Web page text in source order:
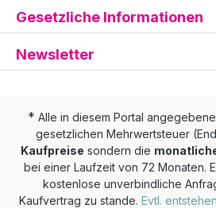
Gesetzliche Informationen
Newsletter
* Alle in diesem Portal
gesetzlichen Mehrwertsteuer
Kaufpreise sondern die
bei einer Laufzeit von 72 Monaten.
kostenlose unverbindliche
Kaufvertrag zu stande. Evtl.